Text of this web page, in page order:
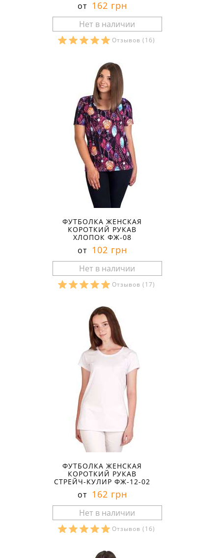
от 162 грн
Отзывов (16)
ФУТБОЛКА ЖЕНСКАЯ
КОРОТКИЙ РУКАВ
ХЛОПОК ФЖ-08
от 102 грн
Отзывов (17)
ФУТБОЛКА ЖЕНСКАЯ
КОРОТКИЙ РУКАВ
СТРЕЙЧ-КУЛИР ФЖ-12-02
от 162 грн
Отзывов (16)